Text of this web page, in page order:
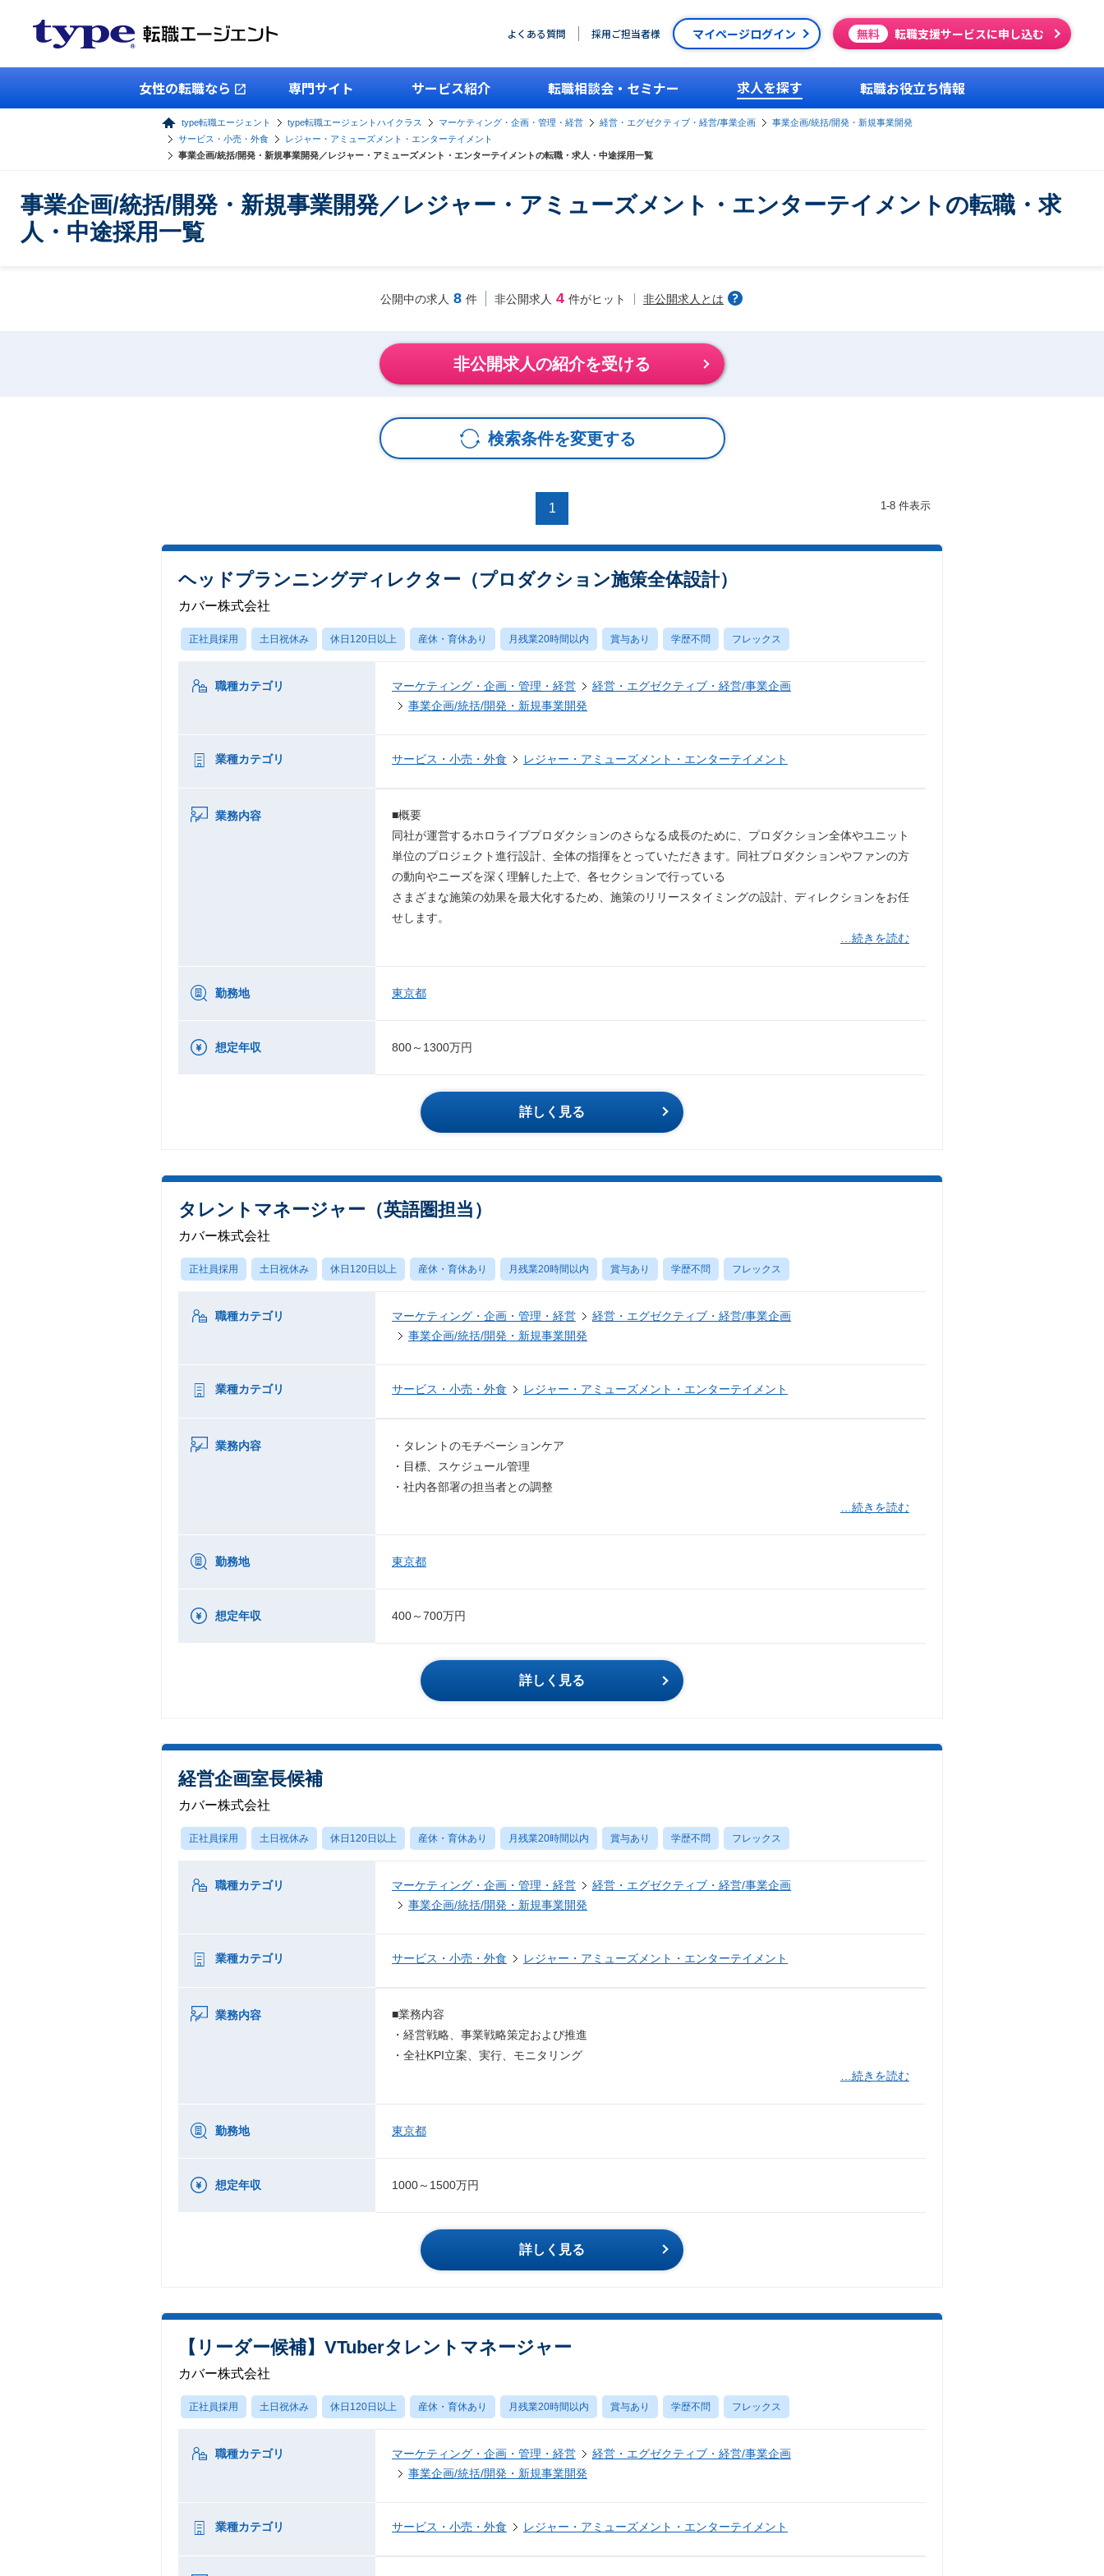
よくある質問 採用ご担当者様 マイページログイン 無料 転職支援サービスに申し込む
女性の転職なら 専門サイト サービス紹介 転職相談会・セミナー 求人を探す 転職お役立ち情報
type転職エージェント type転職エージェントハイクラス マーケティング・企画・管理・経営 経営・エグゼクティブ・経営/事業企画
事業企画/統括/開発・新規事業開発
サービス・小売・外食
レジャー・アミューズメント・エンターテイメント
事業企画/統括/開発・新規事業開発／レジャー・アミューズメント・エンターテイメントの転職・求人・中途採用一覧
事業企画/統括/開発・新規事業開発／レジャー・アミューズメント・エンターテイメントの転職・求
人・中途採用一覧
公開中の求人 8 件 非公開求人 4 件がヒット 非公開求人とは
非公開求人の紹介を受ける
検索条件を変更する
1 1-8 件表示
ヘッドプランニングディレクター（プロダクション施策全体設計）
カバー株式会社
正社員採用 土日祝休み 休日120日以上 産休・育休あり 月残業20時間以内 賞与あり 学歴不問 フレックス
職種カテゴリ マーケティング・企画・管理・経営
経営・エグゼクティブ・経営/事業企画
事業企画/統括/開発・新規事業開発
業種カテゴリ サービス・小売・外食 レジャー・アミューズメント・エンターテイメント
業務内容
■概要
同社が運営するホロライブプロダクションのさらなる成長のために、プロダクション全体やユニット
単位のプロジェクト進行設計、全体の指揮をとっていただきます。同社プロダクションやファンの方
の動向やニーズを深く理解した上で、各セクションで行っている
さまざまな施策の効果を最大化するため、施策のリリースタイミングの設計、ディレクションをお任
せします。
…続きを読む
勤務地 東京都
想定年収 800～1300万円
詳しく見る
タレントマネージャー（英語圏担当）
カバー株式会社
正社員採用 土日祝休み 休日120日以上 産休・育休あり 月残業20時間以内 賞与あり 学歴不問 フレックス
職種カテゴリ マーケティング・企画・管理・経営
経営・エグゼクティブ・経営/事業企画
事業企画/統括/開発・新規事業開発
業種カテゴリ サービス・小売・外食 レジャー・アミューズメント・エンターテイメント
業務内容
・タレントのモチベーションケア
・目標、スケジュール管理
・社内各部署の担当者との調整
…続きを読む
勤務地 東京都
想定年収 400～700万円
詳しく見る
経営企画室長候補
カバー株式会社
正社員採用 土日祝休み 休日120日以上 産休・育休あり 月残業20時間以内 賞与あり 学歴不問 フレックス
職種カテゴリ マーケティング・企画・管理・経営
経営・エグゼクティブ・経営/事業企画
事業企画/統括/開発・新規事業開発
業種カテゴリ サービス・小売・外食 レジャー・アミューズメント・エンターテイメント
業務内容
■業務内容
・経営戦略、事業戦略策定および推進
・全社KPI立案、実行、モニタリング
…続きを読む
勤務地 東京都
想定年収 1000～1500万円
詳しく見る
【リーダー候補】VTuberタレントマネージャー
カバー株式会社
正社員採用 土日祝休み 休日120日以上 産休・育休あり 月残業20時間以内 賞与あり 学歴不問 フレックス
職種カテゴリ マーケティング・企画・管理・経営
経営・エグゼクティブ・経営/事業企画
事業企画/統括/開発・新規事業開発
業種カテゴリ サービス・小売・外食 レジャー・アミューズメント・エンターテイメント